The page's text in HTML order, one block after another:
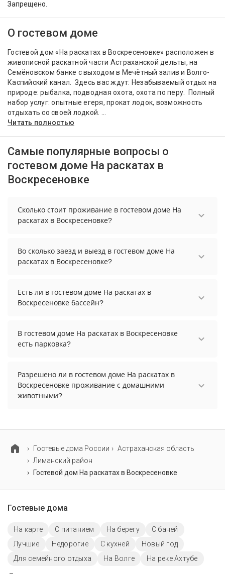
Запрещено.
О гостевом доме
Гостевой дом «На раскатах в Воскресеновке» расположен в
живописной раскатной части Астраханской дельты, на
Семёновском банке с выходом в Мечётный залив и Волго-
Каспийский канал. Здесь вас ждут: Незабываемый отдых на
природе: рыбалка, подводная охота, охота по перу. Полный
набор услуг: опытные егеря, прокат лодок, возможность
отдыхать со своей лодкой. ...
Читать полностью
Самые популярные вопросы о
гостевом доме На раскатах в
Воскресеновке
Сколько стоит проживание в гостевом доме На
раскатах в Воскресеновке?
раскатах в Воскресеновке начинается от 5100
рублей. Чтобы увидеть актуальные цены на
Во сколько заезд и выезд в гостевом доме На
раскатах в Воскресеновке?
осуществить до 11:00.
Есть ли в гостевом доме На раскатах в
Воскресеновке бассейн?
есть бассейн.
В гостевом доме На раскатах в Воскресеновке
есть парковка?
есть парковка, уточните информацию перед
бронированием у менеджера, возможно, услуга
оплачивается отдельно.
Разрешено ли в гостевом доме На раскатах в
Воскресеновке проживание с домашними
животными?
Гостевые дома России
Астраханская область
Лиманский район
Гостевой дом На раскатах в Воскресеновке
Гостевые дома
На карте С питанием На берегу
С баней
Лучшие
Недорогие С кухней
Новый год
Для семейного отдыха
На Волге На реке Ахтубе